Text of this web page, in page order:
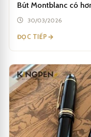
Bút Montblanc có
30/03/2026
ĐỌC TIẾP